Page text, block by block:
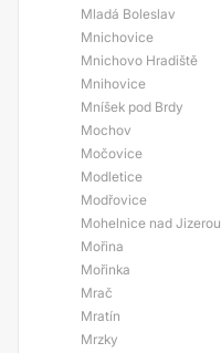
Mladá Boleslav
Mnichovice
Mnichovo Hradiště
Mnihovice
Mníšek pod Brdy
Mochov
Močovice
Modletice
Modřovice
Mohelnice nad Jizerou
Mořina
Mořinka
Mrač
Mratín
Mrzky